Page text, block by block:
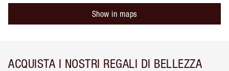
Show in maps
ACQUISTA I NOSTRI REGALI DI BELLEZZA